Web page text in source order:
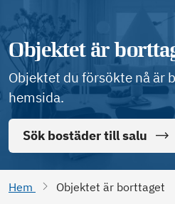
Objektet är
Objektet du försökte nå är
hemsida.
Sök bostäder till salu
Hem Objektet är borttaget